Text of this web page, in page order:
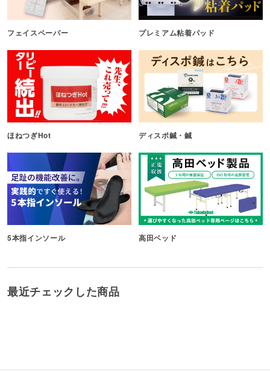
フェイスペーパー プレミアム粘着パッド
ほねつぎHot ディスポ鍼・鍼
5本指インソール 高田ベッド
最近チェックした商品